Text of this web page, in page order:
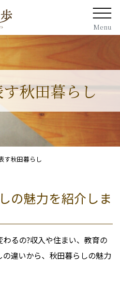
Menu
秋田暮らし
す秋田暮らし
の魅力を紹介しま
るの?収入や住まい、教育の
違いから、秋田暮らしの魅力